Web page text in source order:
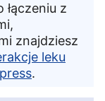
łączeniu z
znajdziesz
leku
.